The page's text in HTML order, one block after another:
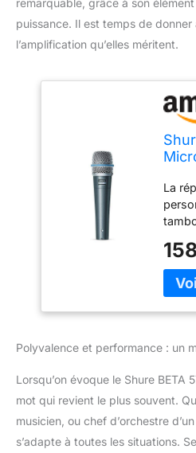
remarquable, grâce à son
puissance. Il est temps de
l’amplification qu’elles méritent.
La
avec
acier
offre
Polyvalence et performance : un
Lorsqu’on évoque le Shure BETA
mot qui revient le plus souvent.
musicien, ou chef d’orchestre
s’adapte à toutes les situations.